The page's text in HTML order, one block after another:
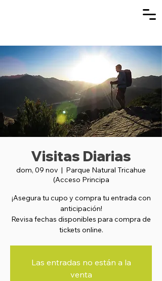
Visitas Diarias
dom, 09 nov
  |
Parque Natural Tricahue
(Acceso Principa
¡Asegura tu cupo y compra tu entrada con
anticipación!
Revisa fechas disponibles para compra de
tickets online.
Las entradas no están a la
venta